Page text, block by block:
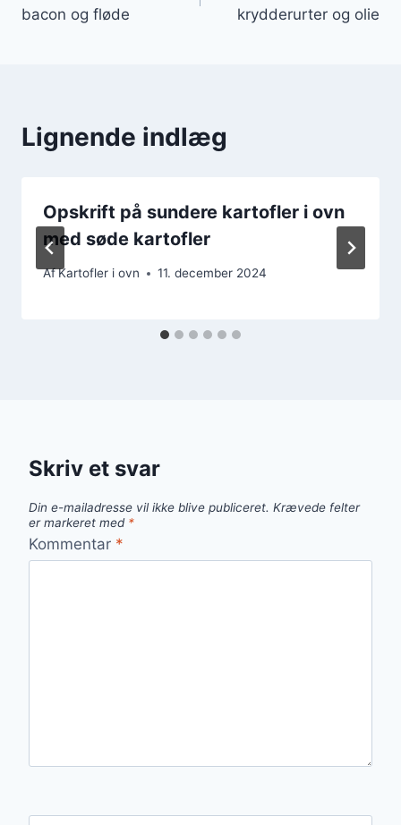
bacon og fløde
krydderurter og olie
Lignende indlæg
Opskrift på sundere kartofler i ovn
med søde kartofler
AfKartofler i ovn 11. december 2024
Skriv et svar
Din e-mailadresse vil ikke blive publiceret. Krævede felter
er markeret med *
Kommentar *